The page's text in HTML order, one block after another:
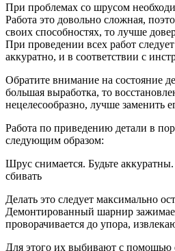
При проблемах со шрусом
Работа это довольно сложная,
своих способностях, то лучше
При проведении всех работ
аккуратно, и в соответствии с
Обратите внимание на состояние
большая выработка, то
нецелесообразно, лучше заменить
Работа по приведению детали в
следующим образом:
Шрус снимается. Будьте
сбивать
Делать это следует максимально
Демонтированный шарнир
проворачивается до упора,
Для этого их выбивают с помощью